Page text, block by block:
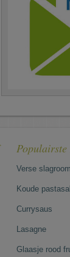
Populairste
Verse slagroom
Koude
Currysaus
Lasagne
Glaasje rood